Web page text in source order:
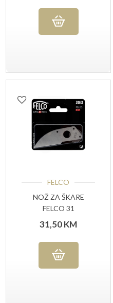
FELCO
NOŽ ZA ŠKARE
FELCO 31
31,50KM